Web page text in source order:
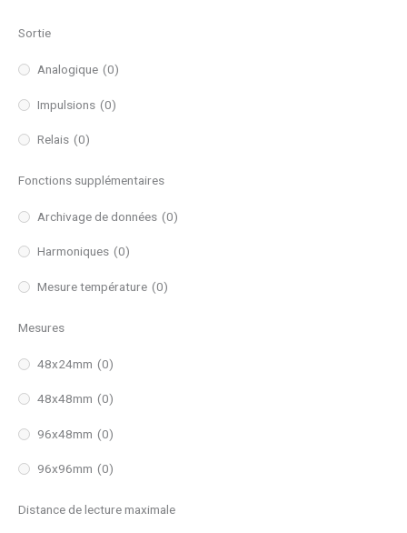
Sortie
Analogique (0)
Impulsions (0)
Relais (0)
Fonctions supplémentaires
Archivage de données (0)
Harmoniques (0)
Mesure température (0)
Mesures
48x24mm (0)
48x48mm (0)
96x48mm (0)
96x96mm (0)
Distance de lecture maximale